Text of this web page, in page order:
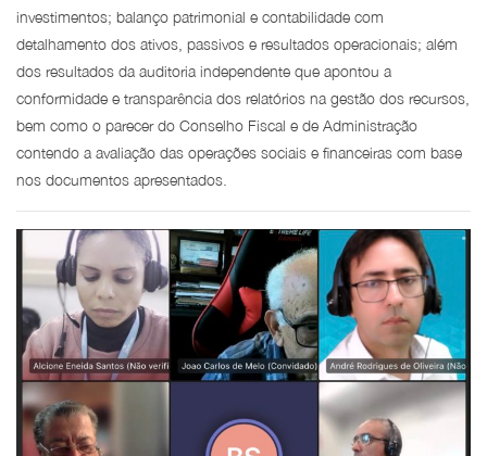
investimentos; balanço patrimonial e contabilidade com
detalhamento dos ativos, passivos e resultados operacionais; além
dos resultados da auditoria independente que apontou a
conformidade e transparência dos relatórios na gestão dos recursos,
bem como o parecer do Conselho Fiscal e de Administração
contendo a avaliação das operações sociais e financeiras com base
nos documentos apresentados.